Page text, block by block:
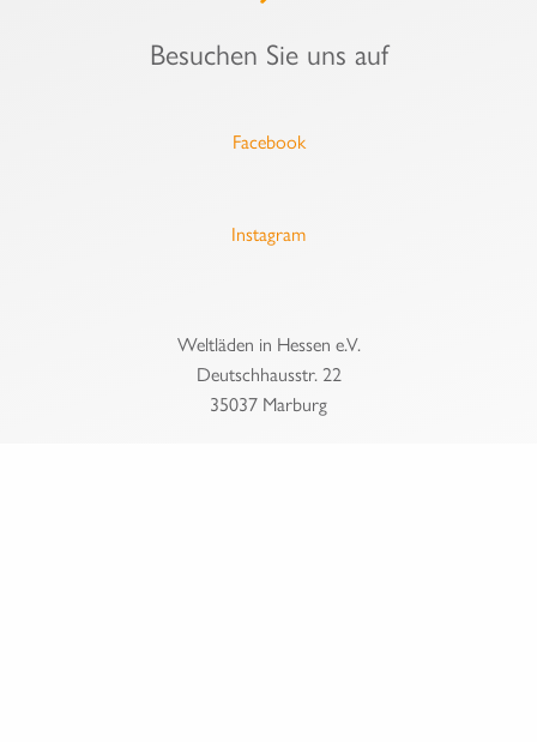
Besuchen Sie uns auf
Facebook
Instagram
Weltläden in Hessen e.V.
Deutschhausstr. 22
35037 Marburg